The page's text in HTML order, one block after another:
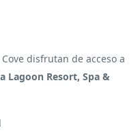
disfrutan de acceso a
Lagoon Resort, Spa &